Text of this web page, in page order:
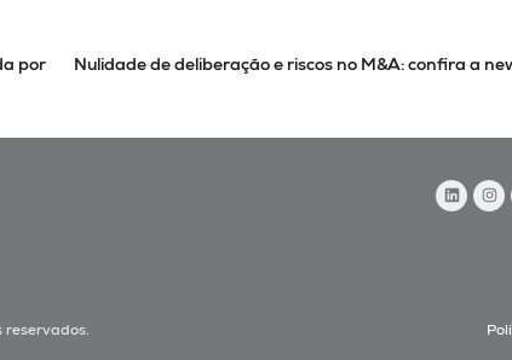
no M&A: confira a newsletter Ensceis e o poder de
reservados.